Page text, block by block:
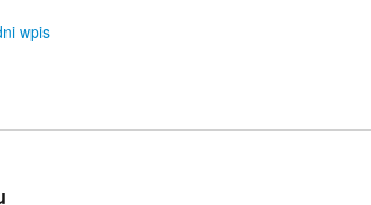
wpisu
wpis